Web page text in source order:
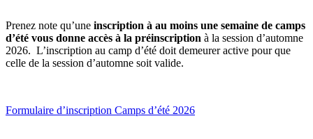
Prenez note qu’une inscription à au moins une semaine de camps
d’été vous donne accès à la préinscription à la session d’automne
2026. L’inscription au camp d’été doit demeurer active pour que
celle de la session d’automne soit valide.
Formulaire d’inscription Camps d’été 2026